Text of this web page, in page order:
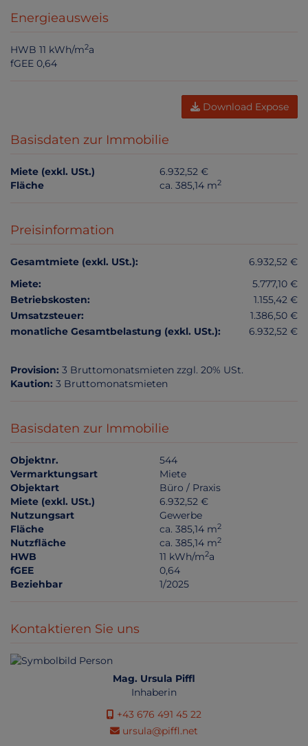
Energieausweis
HWB 11 kWh/m2a
fGEE 0,64
Download Expose
Basisdaten zur Immobilie
Miete (exkl. USt.)
6.932,52 €
Fläche
ca. 385,14 m2
Preisinformation
Gesamtmiete (exkl. USt.):
6.932,52 €
Miete:
5.777,10 €
Betriebskosten:
1.155,42 €
Umsatzsteuer:
1.386,50 €
monatliche Gesamtbelastung (exkl. USt.):
6.932,52 €
Provision: 3 Bruttomonatsmieten zzgl. 20% USt.
Kaution: 3 Bruttomonatsmieten
Basisdaten zur Immobilie
Objektnr.
544
Vermarktungsart
Miete
Objektart
Büro / Praxis
Miete (exkl. USt.)
6.932,52 €
Nutzungsart
Gewerbe
Fläche
ca. 385,14 m2
Nutzfläche ca. 385,14 m2
HWB 11 kWh/m2a
fGEE
0,64
Beziehbar
1/2025
Kontaktieren Sie uns
Mag. Ursula Piffl
Inhaberin
+43 676 491 45 22
ursula@piffl.net